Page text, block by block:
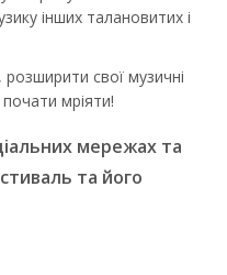
інших талановитих і
свої музичні
почати мріяти!
мережах та
та його